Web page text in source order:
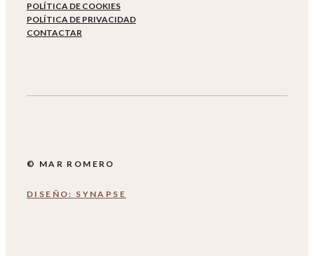
POLÍTICA DE COOKIES
POLÍTICA DE PRIVACIDAD
CONTACTAR
© MAR ROMERO
DISEÑO: SYNAPSE